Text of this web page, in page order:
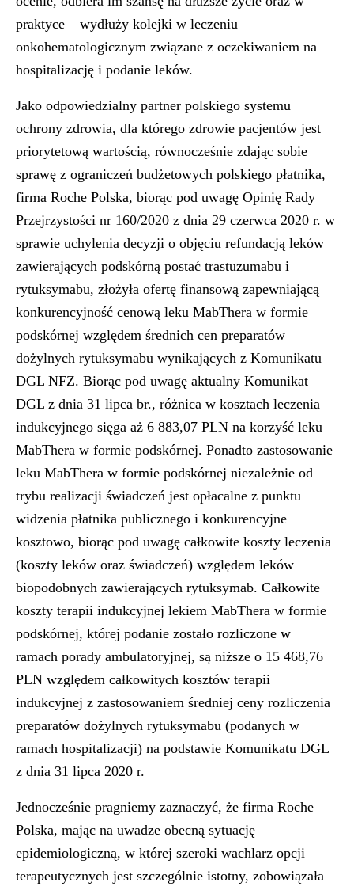
praktyce – wydłuży kolejki w leczeniu
onkohematologicznym związane z oczekiwaniem na
hospitalizację i podanie leków.
Jako odpowiedzialny partner polskiego systemu
ochrony zdrowia, dla którego zdrowie pacjentów jest
priorytetową wartością, równocześnie zdając sobie
sprawę z ograniczeń budżetowych polskiego płatnika,
firma Roche Polska, biorąc pod uwagę Opinię Rady
Przejrzystości nr 160/2020 z dnia 29 czerwca 2020 r. w
sprawie uchylenia decyzji o objęciu refundacją leków
zawierających podskórną postać trastuzumabu i
rytuksymabu, złożyła ofertę finansową zapewniającą
konkurencyjność cenową leku MabThera w formie
podskórnej względem średnich cen preparatów
dożylnych rytuksymabu wynikających z Komunikatu
DGL NFZ. Biorąc pod uwagę aktualny Komunikat
DGL z dnia 31 lipca br., różnica w kosztach leczenia
indukcyjnego sięga aż 6 883,07 PLN na korzyść leku
MabThera w formie podskórnej. Ponadto zastosowanie
leku MabThera w formie podskórnej niezależnie od
trybu realizacji świadczeń jest opłacalne z punktu
widzenia płatnika publicznego i konkurencyjne
kosztowo, biorąc pod uwagę całkowite koszty leczenia
(koszty leków oraz świadczeń) względem leków
biopodobnych zawierających rytuksymab. Całkowite
koszty terapii indukcyjnej lekiem MabThera w formie
podskórnej, której podanie zostało rozliczone w
ramach porady ambulatoryjnej, są niższe o 15 468,76
PLN względem całkowitych kosztów terapii
indukcyjnej z zastosowaniem średniej ceny rozliczenia
preparatów dożylnych rytuksymabu (podanych w
ramach hospitalizacji) na podstawie Komunikatu DGL
z dnia 31 lipca 2020 r.
Jednocześnie pragniemy zaznaczyć, że firma Roche
Polska, mając na uwadze obecną sytuację
epidemiologiczną, w której szeroki wachlarz opcji
terapeutycznych jest szczególnie istotny, zobowiązała